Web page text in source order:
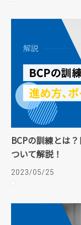
BCPの訓練とは
ついて解説！
2023/05/25